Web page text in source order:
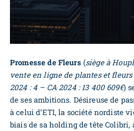
Promesse de Fleurs (siège à
vente en ligne de plantes et
2024 : 4 – CA 2024 : 13 400 609€)
de ses ambitions. Désireuse de
à celui d’ETI, la société nordiste
biais de sa holding de tête Colibri,